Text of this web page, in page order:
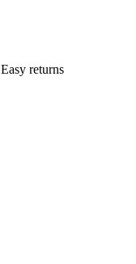
Easy returns